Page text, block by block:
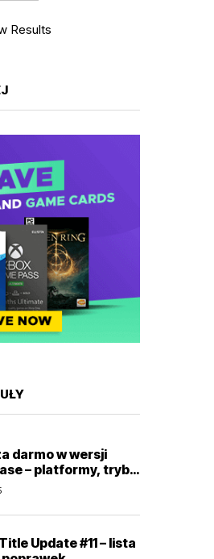
Results
darmo w wersji
– platformy, tryby
Update #11 – lista